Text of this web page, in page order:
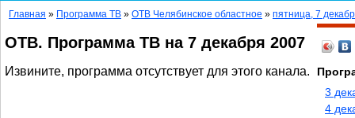
Главная » Программа ТВ » ОТВ Челябинское областное » пятница, 7
ОТВ. Программа ТВ на 7 декабря 2007
Извините, программа отсутствует для этого канала.
3
4